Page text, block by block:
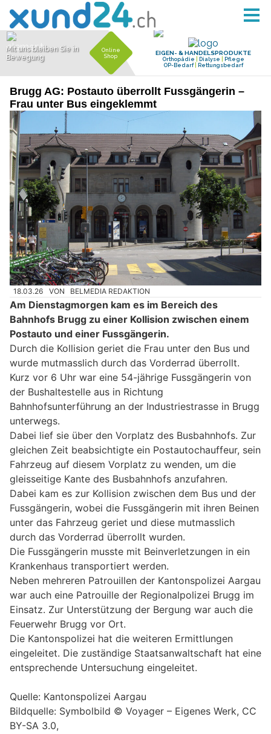
Brugg AG: Postauto überrollt Fussgängerin –
Frau unter Bus eingeklemmt
18.03.26 VON BELMEDIA REDAKTION
Am Dienstagmorgen kam es im Bereich des
Bahnhofs Brugg zu einer Kollision zwischen einem
Postauto und einer Fussgängerin.
Durch die Kollision geriet die Frau unter den Bus und
wurde mutmasslich durch das Vorderrad überrollt.
Kurz vor 6 Uhr war eine 54-jährige Fussgängerin von
der Bushaltestelle aus in Richtung
Bahnhofsunterführung an der Industriestrasse in Brugg
unterwegs.
Dabei lief sie über den Vorplatz des Busbahnhofs. Zur
gleichen Zeit beabsichtigte ein Postautochauffeur, sein
Fahrzeug auf diesem Vorplatz zu wenden, um die
gleisseitige Kante des Busbahnhofs anzufahren.
Dabei kam es zur Kollision zwischen dem Bus und der
Fussgängerin, wobei die Fussgängerin mit ihren Beinen
unter das Fahrzeug geriet und diese mutmasslich
durch das Vorderrad überrollt wurden.
Die Fussgängerin musste mit Beinverletzungen in ein
Krankenhaus transportiert werden.
Neben mehreren Patrouillen der Kantonspolizei Aargau
war auch eine Patrouille der Regionalpolizei Brugg im
Einsatz. Zur Unterstützung der Bergung war auch die
Feuerwehr Brugg vor Ort.
Die Kantonspolizei hat die weiteren Ermittlungen
eingeleitet. Die zuständige Staatsanwaltschaft hat eine
entsprechende Untersuchung eingeleitet.
Quelle: Kantonspolizei Aargau
Bildquelle: Symbolbild © Voyager – Eigenes Werk, CC
BY-SA 3.0,